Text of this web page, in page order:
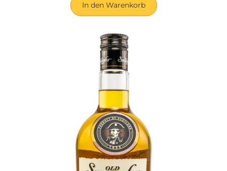
In den Warenkorb